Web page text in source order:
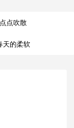
点吹散
天的柔软